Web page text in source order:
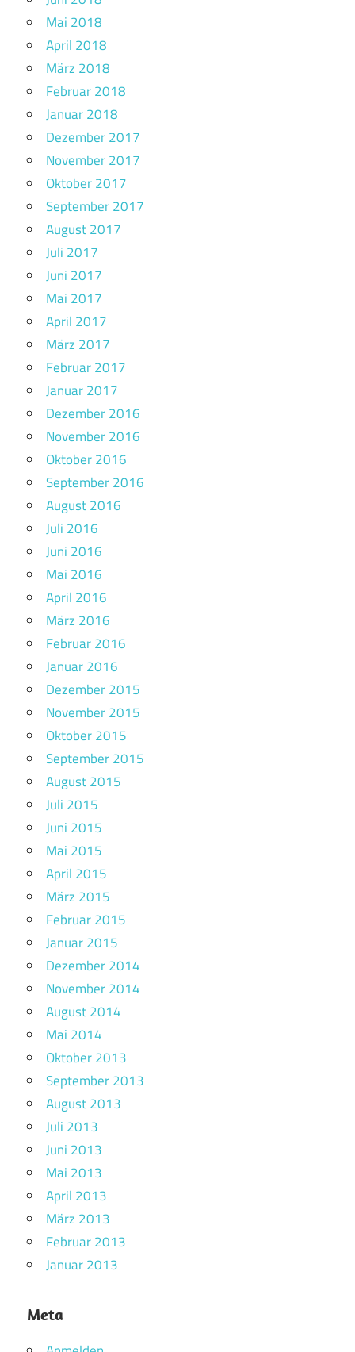
Mai 2018
April 2018
März 2018
Februar 2018
Januar 2018
Dezember 2017
November 2017
Oktober 2017
September 2017
August 2017
Juli 2017
Juni 2017
Mai 2017
April 2017
März 2017
Februar 2017
Januar 2017
Dezember 2016
November 2016
Oktober 2016
September 2016
August 2016
Juli 2016
Juni 2016
Mai 2016
April 2016
März 2016
Februar 2016
Januar 2016
Dezember 2015
November 2015
Oktober 2015
September 2015
August 2015
Juli 2015
Juni 2015
Mai 2015
April 2015
März 2015
Februar 2015
Januar 2015
Dezember 2014
November 2014
August 2014
Mai 2014
Oktober 2013
September 2013
August 2013
Juli 2013
Juni 2013
Mai 2013
April 2013
März 2013
Februar 2013
Januar 2013
Meta